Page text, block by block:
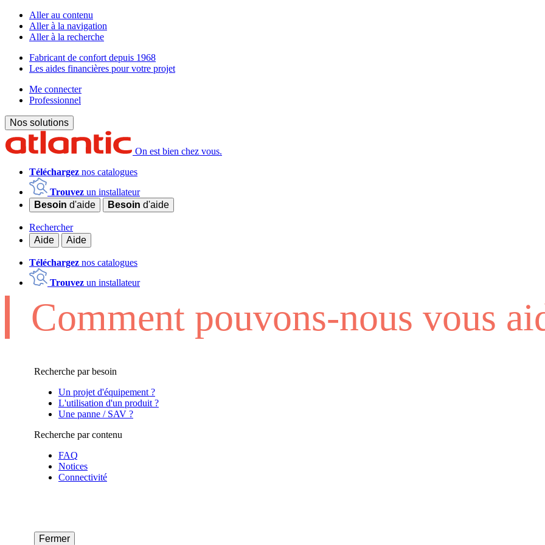
Aller au contenu
Aller à la navigation
Aller à la recherche
Fabricant de confort depuis 1968
Les aides financières pour votre projet
Me connecter
Professionnel
Nos solutions
On est bien chez vous.
Téléchargez nos catalogues
Trouvez un installateur
Besoin d'aide Besoin d'aide
Rechercher
Aide
Aide
Téléchargez nos catalogues
Trouvez un installateur
Comment pouvons-nous vous
Recherche par besoin
Un projet d'équipement ?
L'utilisation d'un produit ?
Une panne / SAV ?
Recherche par contenu
FAQ
Notices
Connectivité
Fermer